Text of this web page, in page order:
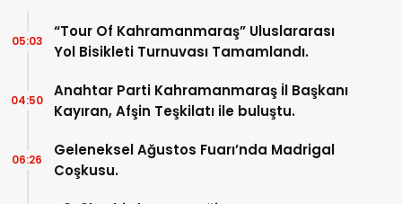
“Tour Of Kahramanmaraş” Uluslararası
Yol Bisikleti Turnuvası Tamamlandı.
05:03
Anahtar Parti Kahramanmaraş İl Başkanı
Kayıran, Afşin Teşkilatı ile buluştu.
04:50
Geleneksel Ağustos Fuarı’nda Madrigal
Coşkusu.
06:26